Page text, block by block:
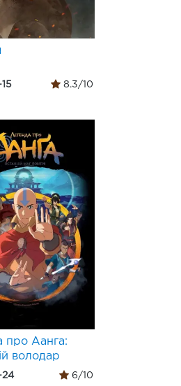
8.3/10
про Аанга:
володар
24 6/10